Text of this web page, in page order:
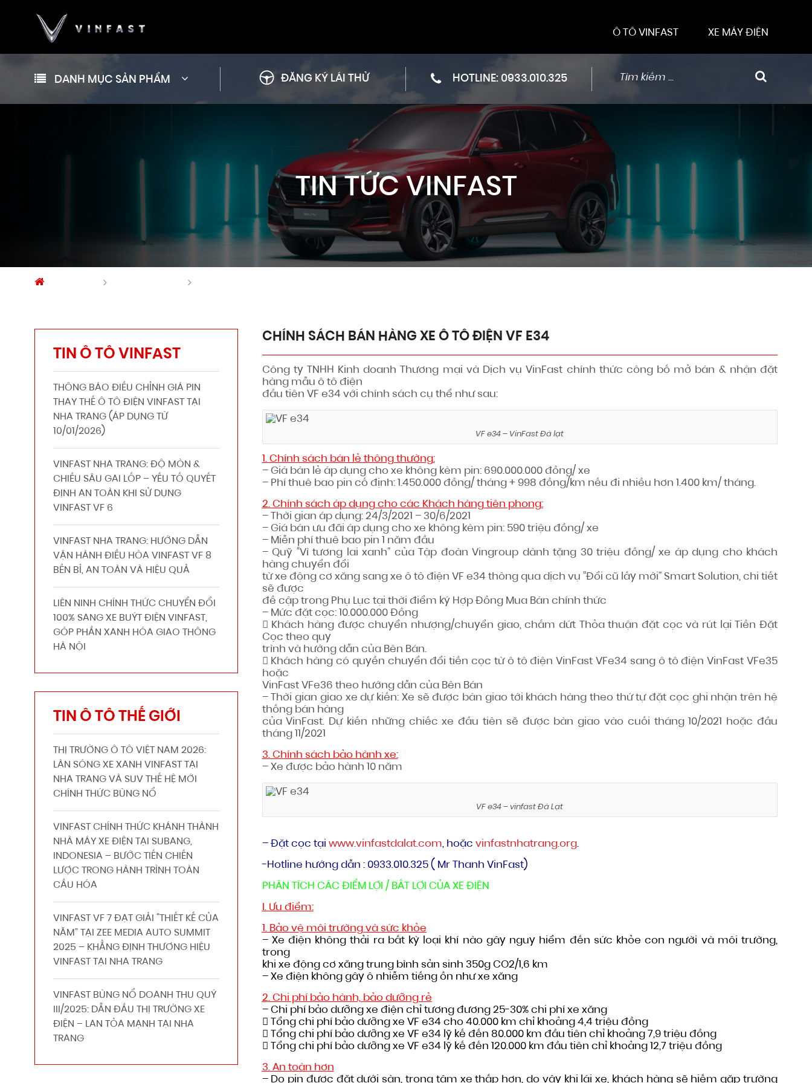
Ô TÔ VINFAST XE MÁY ĐIỆN
DANH MỤC SẢN PHẨM ĐĂNG KÝ LÁI THỬ HOTLINE:0933.010.325
TIN TỨC VINFAST
CHÍNH SÁCH BÁN HÀNG XE Ô TÔ ĐIỆN VF E34
Công ty TNHH Kinh doanh Thương mại và Dịch vụ VinFast chính thức công bố mở bán & nhận đặt
hàng mẫu ô tô điện
đầu tiên VF e34 với chính sách cụ thể như sau:
VF e34 – VinFast Đà lạt
1. Chính sách bán lẻ thông thường:
– Giá bán lẻ áp dụng cho xe không kèm pin: 690.000.000 đồng/ xe
– Phí thuê bao pin cố định: 1.450.000 đồng/ tháng + 998 đồng/km nếu đi nhiều hơn 1.400 km/ tháng.
2. Chính sách áp dụng cho các Khách hàng tiên phong:
– Thời gian áp dụng: 24/3/2021 – 30/6/2021
– Giá bán ưu đãi áp dụng cho xe không kèm pin: 590 triệu đồng/ xe
– Miễn phí thuê bao pin 1 năm đầu
– Quỹ “Vì tương lai xanh” của Tập đoàn Vingroup dành tặng 30 triệu đồng/ xe áp dụng cho khách
hàng chuyển đổi
từ xe động cơ xăng sang xe ô tô điện VF e34 thông qua dịch vụ “Đổi cũ lấy mới” Smart Solution, chi tiết
sẽ được
đề cập trong Phụ Lục tại thời điểm ký Hợp Đồng Mua Bán chính thức
– Mức đặt cọc: 10.000.000 Đồng
 Khách hàng được chuyển nhượng/chuyển giao, chấm dứt Thỏa thuận đặt cọc và rút lại Tiền Đặt
Cọc theo quy
trình và hướng dẫn của Bên Bán.
 Khách hàng có quyền chuyển đổi tiền cọc từ ô tô điện VinFast VFe34 sang ô tô điện VinFast VFe35
hoặc
VinFast VFe36 theo hướng dẫn của Bên Bán
– Thời gian giao xe dự kiến: Xe sẽ được bàn giao tới khách hàng theo thứ tự đặt cọc ghi nhận trên hệ
thống bán hàng
của VinFast. Dự kiến những chiếc xe đầu tiên sẽ được bàn giao vào cuối tháng 10/2021 hoặc đầu
tháng 11/2021
3. Chính sách bảo hành xe:
– Xe được bảo hành 10 năm
VF e34 – vinfast Đà Lạt
– Đặt cọc tại www.vinfastdalat.com, hoặc vinfastnhatrang.org.
-Hotline hướng dẫn : 0933.010.325 ( Mr Thanh VinFast)
PHÂN TÍCH CÁC ĐIỂM LỢI / BẤT LỢI CỦA XE ĐIỆN
I. Ưu điểm:
1. Bảo vệ môi trường và sức khỏe
– Xe điện không thải ra bất kỳ loại khí nào gây nguy hiểm đến sức khỏe con người và môi trường,
trong
khi xe động cơ xăng trung bình sản sinh 350g CO2/1,6 km
– Xe điện không gây ô nhiễm tiếng ồn như xe xăng
2. Chi phí bảo hành, bảo dưỡng rẻ
– Chi phí bảo dưỡng xe điện chỉ tương đương 25-30% chi phí xe xăng
 Tổng chi phí bảo dưỡng xe VF e34 cho 40.000 km chỉ khoảng 4,4 triệu đồng
 Tổng chi phí bảo dưỡng xe VF e34 lỹ kế đến 80.000 km đầu tiên chỉ khoảng 7,9 triệu đồng
 Tổng chi phí bảo dưỡng xe VF e34 lỹ kế đến 120.000 km đầu tiên chỉ khoảng 12,7 triệu đồng
3. An toàn hơn
– Do pin được đặt dưới sàn, trọng tâm xe thấp hơn, do vậy khi lái xe, khách hàng sẽ hiếm gặp trường
TIN Ô TÔ VINFAST
THÔNG BÁO ĐIỀU CHỈNH GIÁ PIN
THAY THẾ Ô TÔ ĐIỆN VINFAST TẠI
NHA TRANG (ÁP DỤNG TỪ
10/01/2026)
VINFAST NHA TRANG: ĐỘ MÒN &
CHIỀU SÂU GAI LỐP – YẾU TỐ QUYẾT
ĐỊNH AN TOÀN KHI SỬ DỤNG
VINFAST VF 6
VINFAST NHA TRANG: HƯỚNG DẪN
VẬN HÀNH ĐIỀU HÒA VINFAST VF 8
BỀN BỈ, AN TOÀN VÀ HIỆU QUẢ
LIÊN NINH CHÍNH THỨC CHUYỂN ĐỔI
100% SANG XE BUÝT ĐIỆN VINFAST,
GÓP PHẦN XANH HÓA GIAO THÔNG
HÀ NỘI
TIN Ô TÔ THẾ GIỚI
THỊ TRƯỜNG Ô TÔ VIỆT NAM 2026:
LÀN SÓNG XE XANH VINFAST TẠI
NHA TRANG VÀ SUV THẾ HỆ MỚI
CHÍNH THỨC BÙNG NỔ
VINFAST CHÍNH THỨC KHÁNH THÀNH
NHÀ MÁY XE ĐIỆN TẠI SUBANG,
INDONESIA – BƯỚC TIẾN CHIẾN
LƯỢC TRONG HÀNH TRÌNH TOÀN
CẦU HÓA
VINFAST VF 7 ĐẠT GIẢI “THIẾT KẾ CỦA
NĂM” TẠI ZEE MEDIA AUTO SUMMIT
2025 – KHẲNG ĐỊNH THƯƠNG HIỆU
VINFAST TẠI NHA TRANG
VINFAST BÙNG NỔ DOANH THU QUÝ
III/2025: DẪN ĐẦU THỊ TRƯỜNG XE
ĐIỆN – LAN TỎA MẠNH TẠI NHA
TRANG